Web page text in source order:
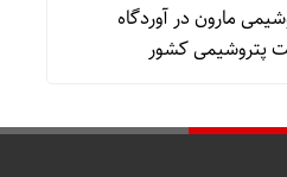
مارون در آوردگاه
پتروشیمی کشور